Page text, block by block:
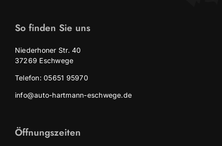
So finden Sie uns
Niederhoner Str. 40
37269 Eschwege
Telefon: 05651 95970
info@auto-hartmann-eschwege.de
Öffnungszeiten